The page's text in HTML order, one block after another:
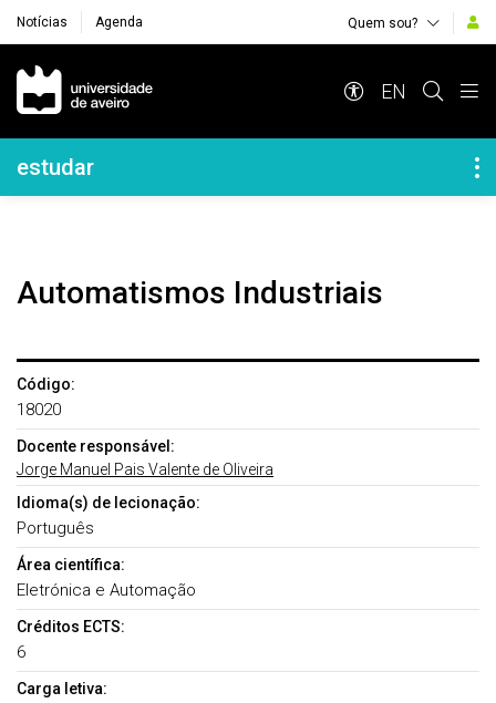
Notícias Agenda Quem sou?
Navegação Principal
EN
Navegação Lateral
estudar
Automatismos Industriais
Código:
18020
Docente responsável:
Jorge Manuel Pais Valente de Oliveira
Idioma(s) de lecionação:
Português
Área científica:
Eletrónica e Automação
Créditos ECTS:
6
Carga letiva: